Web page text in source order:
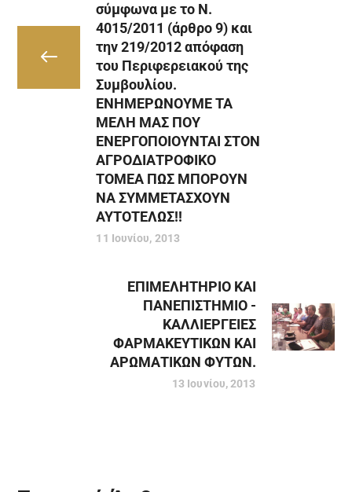
σύμφωνα με το Ν.
4015/2011 (άρθρο 9) και
την 219/2012 απόφαση
του Περιφερειακού της
Συμβουλίου.
ΕΝΗΜΕΡΩΝΟΥΜΕ ΤΑ
ΜΕΛΗ ΜΑΣ ΠΟΥ
ΕΝΕΡΓΟΠΟΙΟΥΝΤΑΙ ΣΤΟΝ
ΑΓΡΟΔΙΑΤΡΟΦΙΚΟ
ΤΟΜΕΑ ΠΩΣ ΜΠΟΡΟΥΝ
ΝΑ ΣΥΜΜΕΤΑΣΧΟΥΝ
ΑΥΤΟΤΕΛΩΣ!!
11 Ιουνίου, 2013
ΕΠΙΜΕΛΗΤΗΡΙΟ ΚΑΙ
ΠΑΝΕΠΙΣΤΗΜΙΟ -
ΚΑΛΛΙΕΡΓΕΙΕΣ
ΦΑΡΜΑΚΕΥΤΙΚΩΝ ΚΑΙ
ΑΡΩΜΑΤΙΚΩΝ ΦΥΤΩΝ.
13 Ιουνίου, 2013